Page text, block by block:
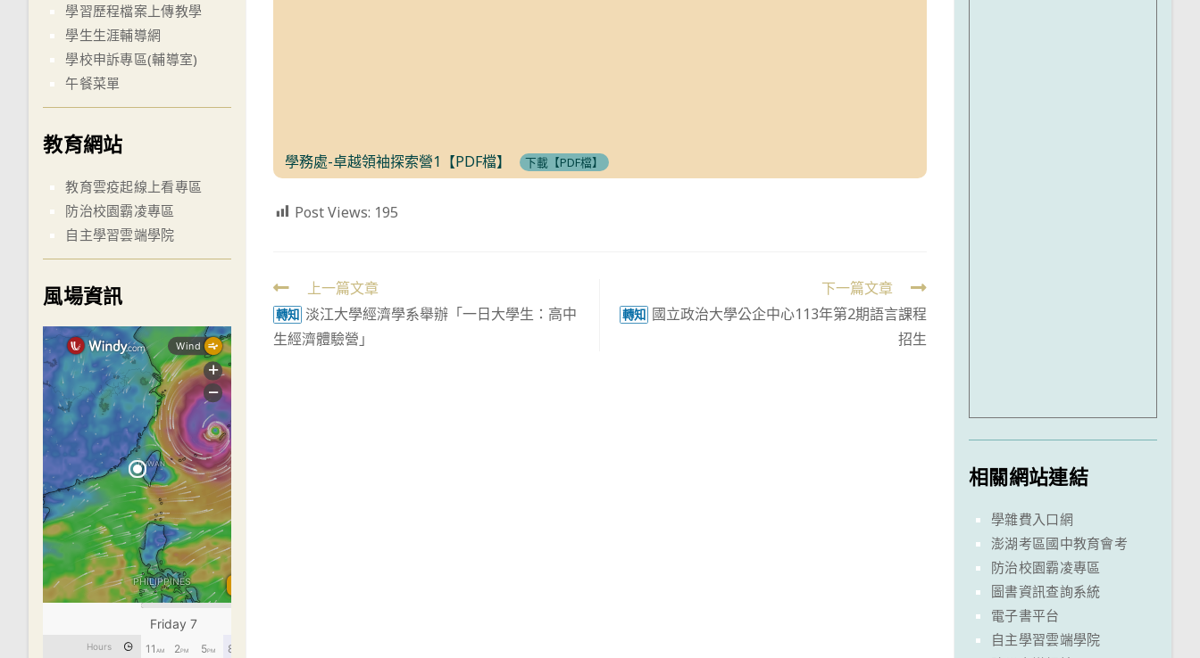
學務處-卓越領袖探索營1【PDF檔】 下載【PDF檔】
Post Views: 195
Read
more
articles
上一篇文章
轉知 淡江大學經濟學系舉辦「一日大學生：高中
生經濟體驗營」
下一篇文章
轉知 國立政治大學公企中心113年第2期語言課程
招生
學習歷程檔案上傳教學
學生生涯輔導網
學校申訴專區(輔導室)
午餐菜單
教育網站
教育雲疫起線上看專區
防治校園霸凌專區
自主學習雲端學院
風場資訊
相關網站連結
學雜費入口網
澎湖考區國中教育會考
防治校園霸凌專區
圖書資訊查詢系統
電子書平台
自主學習雲端學院